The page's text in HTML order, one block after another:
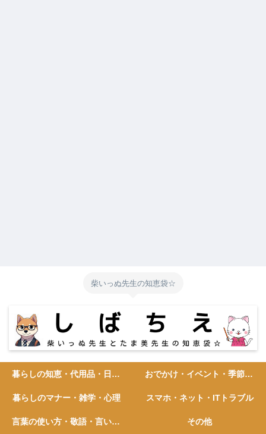
柴いっぬ先生の知恵袋☆
暮らしの知恵・代用品・日常ハック おでかけ・イベント・季節の行事
暮らしのマナー・雑学・心理 スマホ・ネット・ITトラブル
言葉の使い方・敬語・言い換え その他